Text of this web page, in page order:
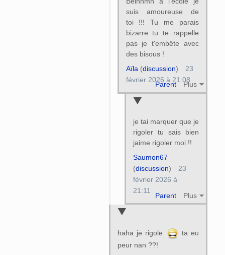
suis amoureuse de
toi !!! Tu me parais
bizarre tu te rappelle
pas je t'embête avec
des bisous !
Parent Plus
Aïla (discussion)
23
février 2026 à 21:08
je tai marquer que je
rigoler tu sais bien
jaime rigoler moi !!
Parent Plus
Saumon67
(discussion)
23
février 2026 à
21:11
haha je rigole
ta eu
peur nan ??!